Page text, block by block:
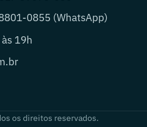
0855 (WhatsApp)
19h
os direitos reservados.